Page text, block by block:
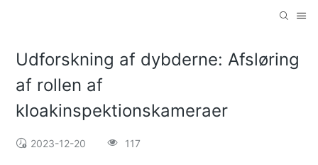
Udforskning af dybderne: Afsløring
af rollen af
kloakinspektionskameraer
2023-12-20 117